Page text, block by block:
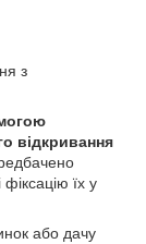
з
відкривання
їх у
або дачу